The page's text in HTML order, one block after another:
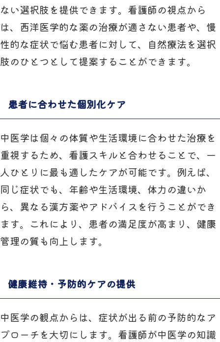
ない選択肢を提供できます。看護師の視点から
は、西洋医学的な薬の治療が適さない患者や、慢
性的な症状で悩む患者に対して、自然療法を選択
肢のひとつとして提案することができます。
患者に合わせた個別化ケア
中医学は個々の体質や生活環境に合わせた治療を
重視するため、看護スキルと合わせることで、一
人ひとりに最も適したケアが可能です。例えば、
同じ症状でも、年齢や生活環境、体力の違いか
ら、異なる漢方薬やアドバイスを行うことができ
ます。これにより、患者の満足度が高まり、健康
管理の質も向上します。
健康維持・予防的ケアの提供
中医学の観点からは、症状が出る前の予防的なア
プローチを大切にします。看護師が中医学の知識